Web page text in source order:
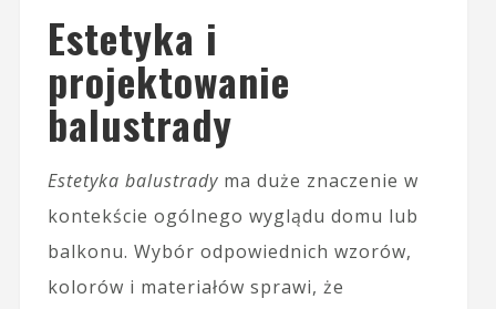
Estetyka i
projektowanie
balustrady
Estetyka balustradyma duże znaczenie w
kontekście ogólnego wyglądu domu lub
balkonu. Wybór odpowiednich wzorów,
kolorów i materiałów sprawi, że